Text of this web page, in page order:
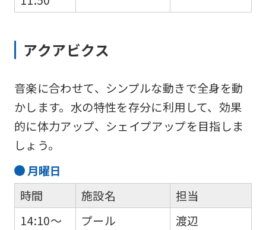
アクアビクス
音楽に合わせて、シンプルな動きで全身を動
かします。水の特性を存分に利用して、効果
的に体力アップ、シェイプアップを目指しま
しょう。
月曜日
時間
14:10～
施設名
プール
担当
渡辺
using
Automatic